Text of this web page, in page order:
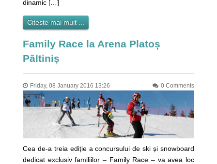
dinamic […]
Citeste mai mult ...
Family Race la Arena Platoș
Păltiniș
Friday, 08 January 2016 13:26 0 Comments
Cea de-a treia ediție a concursului de ski și snowboard
dedicat exclusiv familiilor – Family Race – va avea loc